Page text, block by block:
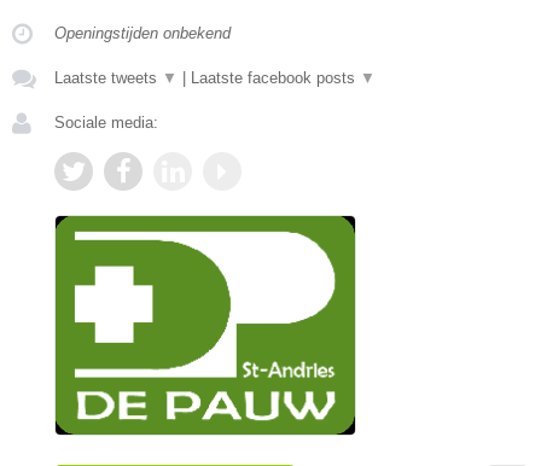
Openingstijden onbekend
Laatste tweets ▼ | Laatste facebook posts ▼
Sociale media: